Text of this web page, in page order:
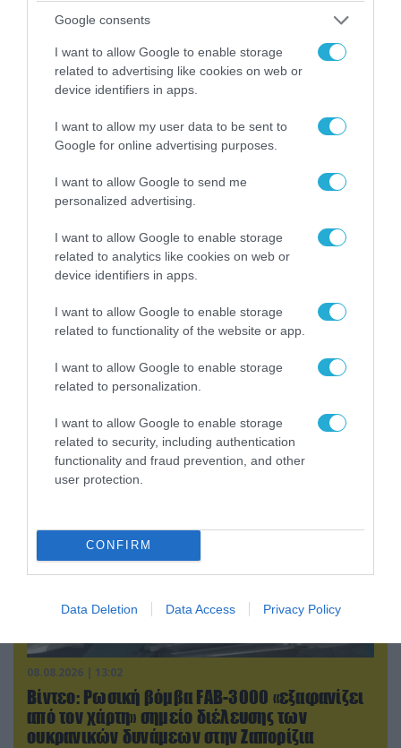
Google consents
I want to allow Google to enable storage
related to advertising like cookies on web or
device identifiers in apps.
I want to allow my user data to be sent to
Google for online advertising purposes.
I want to allow Google to send me
personalized advertising.
I want to allow Google to enable storage
related to analytics like cookies on web or
device identifiers in apps.
I want to allow Google to enable storage
related to functionality of the website or app.
I want to allow Google to enable storage
related to personalization.
I want to allow Google to enable storage
related to security, including authentication
functionality and fraud prevention, and other
user protection.
CONFIRM
Data Deletion Data Access Privacy Policy
08.08.2026 | 09:02
«Η απόλυτη τραγωδία»: Η «αιχμηρή» ανάρτηση
του Αρκά για τα τατουάζ (φωτο)
Ιράν: Δημοσίευσε φωτογραφίες
αμερικανικών και ισραηλινών αεροσκαφών &
drones που καταρρίφθηκαν
08.08.2026 | 13:02
Βίντεο: Ρωσική βόμβα FAB-3000 «εξαφανίζει
από τον χάρτη» σημείο διέλευσης των
ουκρανικών δυνάμεων στην Ζαπορίζια